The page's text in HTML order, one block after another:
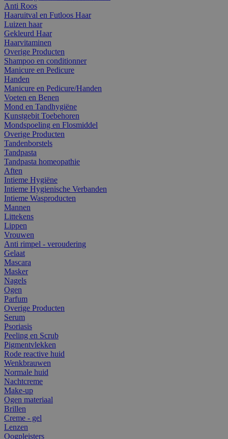
Anti Roos
Haaruitval en Futloos Haar
Luizen haar
Gekleurd Haar
Haarvitaminen
Overige Producten
Shampoo en conditionner
Manicure en Pedicure
Handen
Manicure en Pedicure/Handen
Voeten en Benen
Mond en Tandhygiëne
Kunstgebit Toebehoren
Mondspoeling en Flosmiddel
Overige Producten
Tandenborstels
Tandpasta
Tandpasta homeopathie
Aften
Intieme Hygiëne
Intieme Hygienische Verbanden
Intieme Wasproducten
Mannen
Littekens
Lippen
Vrouwen
Anti rimpel - veroudering
Gelaat
Mascara
Masker
Nagels
Ogen
Parfum
Overige Producten
Serum
Psoriasis
Peeling en Scrub
Pigmentvlekken
Rode reactive huid
Wenkbrauwen
Normale huid
Nachtcreme
Make-up
Ogen materiaal
Brillen
Creme - gel
Lenzen
Oogpleisters